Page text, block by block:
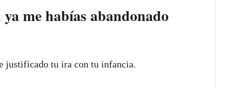
me habías abandonado
justificado tu ira con tu infancia.